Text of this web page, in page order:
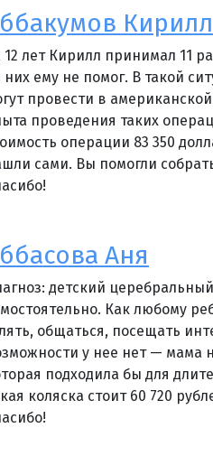
Кирилл
12 лет Кирилл принимал 11
них ему не помог. В такой
провести в
проведения таких
операции 83 350
сами. Вы помогли
Аня
детский
Как любому
общаться, посещать
у нее нет — мама
подходила бы для
коляска стоит 60 720